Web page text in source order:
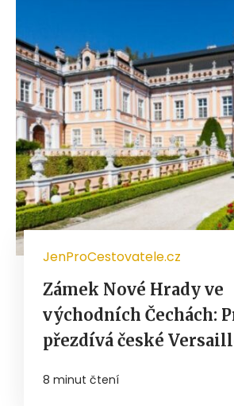
JenProCestovatele.cz
Zámek Nové Hrady ve
východních Čechách:
přezdívá české
8 minut čtení